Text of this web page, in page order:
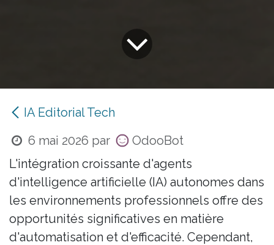
IA Editorial Tech
6 mai 2026 par
OdooBot
L'intégration croissante d'agents
d'intelligence artificielle (IA) autonomes dans
les environnements professionnels offre des
opportunités significatives en matière
d'automatisation et d'efficacité. Cependant,